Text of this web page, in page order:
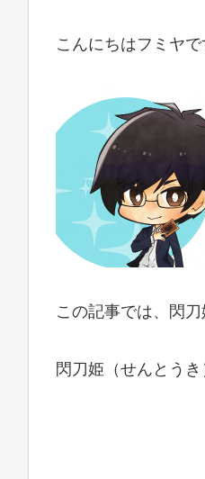
こんにちはフミヤで
この記事では、閃
閃刀姫（せんとう